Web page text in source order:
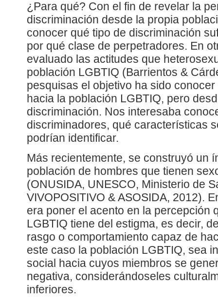
¿Para qué? Con el fin de revelar la
discriminación desde la propia
conocer qué tipo de discriminación
por qué clase de perpetradores. En
evaluado las actitudes que
población LGBTIQ (Barrientos &
pesquisas el objetivo ha sido
hacia la población LGBTIQ, pero
discriminación. Nos interesaba
discriminadores, qué características
podrían identificar.
Más recientemente, se construyó un
población de hombres que tienen
(ONUSIDA, UNESCO, Ministerio de
VIVOPOSITIVO & ASOSIDA, 2012).
era poner el acento en la percepción
LGBTIQ tiene del estigma, es decir,
rasgo o comportamiento capaz de
este caso la población LGBTIQ, sea
social hacia cuyos miembros se
negativa, considerándoseles
inferiores.